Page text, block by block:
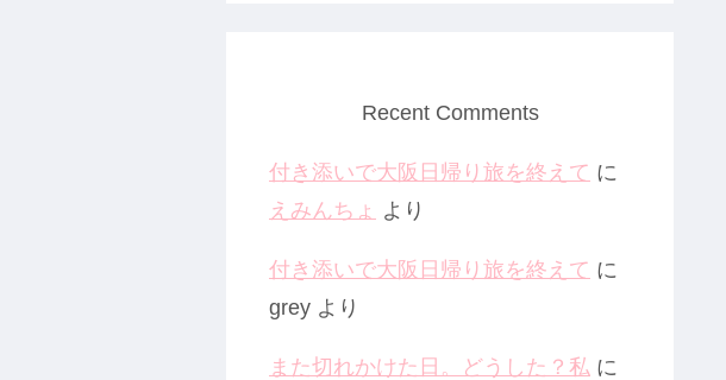
Recent Comments
付き添いで大阪日帰り旅を終えて に
えみんちょ より
付き添いで大阪日帰り旅を終えて に
grey より
また切れかけた日。どうした？私 に